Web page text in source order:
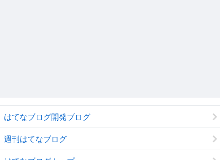
はてなブログ開発ブログ
週刊はてなブログ